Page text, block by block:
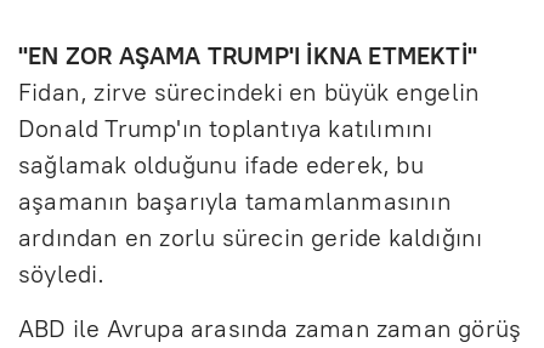
"EN ZOR AŞAMA TRUMP'I İKNA ETMEKTİ"
Fidan, zirve sürecindeki en büyük engelin
Donald Trump'ın toplantıya katılımını
sağlamak olduğunu ifade ederek, bu
aşamanın başarıyla tamamlanmasının
ardından en zorlu sürecin geride kaldığını
söyledi.
ABD ile Avrupa arasında zaman zaman görüş